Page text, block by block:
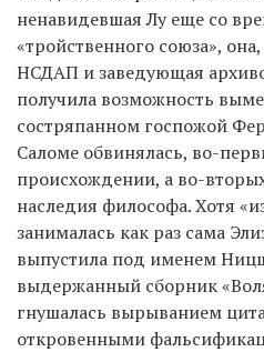
ненавидевшая Лу еще со
«тройственного союза»,
НСДАП и заведующая
получила возможность
состряпанном госпожой
Саломе обвинялась, во-
происхождении, а во-
наследия философа. Хотя
занималась как раз сама
выпустила под именем
выдержанный сборник
гнушалась вырыванием
откровенными